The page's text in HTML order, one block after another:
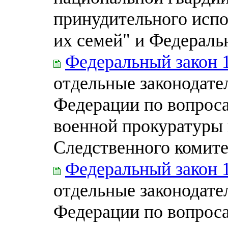
принудительного
их семей" и
Федеральный закон
отдельные
Федерации по
военной
Следственного
Федеральный закон
отдельные
Федерации по